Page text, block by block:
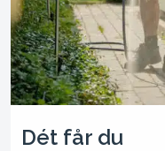
Dét får du